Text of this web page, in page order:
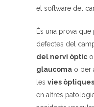
el software del
És una prova
defectes del
del nervi òptic
glaucoma o per
les vies òptiques
en altres